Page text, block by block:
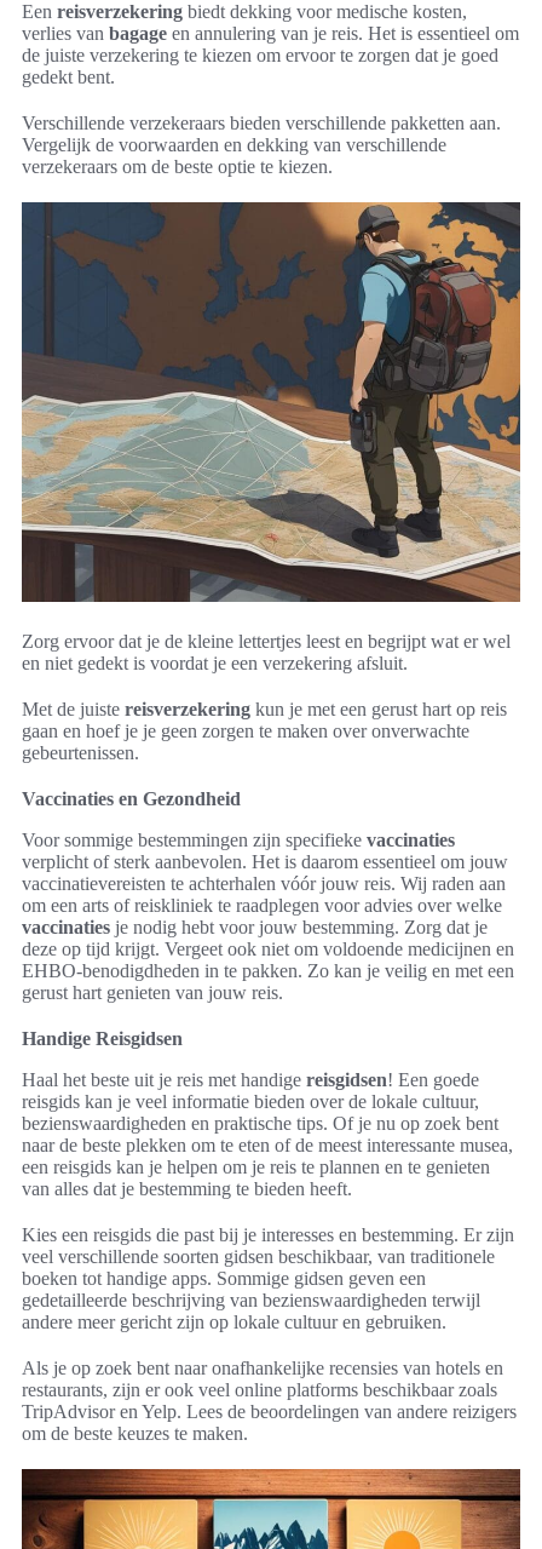
Een reisverzekering biedt dekking voor medische kosten,
verlies van bagage en annulering van je reis. Het is essentieel om
de juiste verzekering te kiezen om ervoor te zorgen dat je goed
gedekt bent.
Verschillende verzekeraars bieden verschillende pakketten aan.
Vergelijk de voorwaarden en dekking van verschillende
verzekeraars om de beste optie te kiezen.
Zorg ervoor dat je de kleine lettertjes leest en begrijpt wat er wel
en niet gedekt is voordat je een verzekering afsluit.
Met de juiste reisverzekering kun je met een gerust hart op reis
gaan en hoef je je geen zorgen te maken over onverwachte
gebeurtenissen.
Vaccinaties en Gezondheid
Voor sommige bestemmingen zijn specifieke vaccinaties
verplicht of sterk aanbevolen. Het is daarom essentieel om jouw
vaccinatievereisten te achterhalen vóór jouw reis. Wij raden aan
om een arts of reiskliniek te raadplegen voor advies over welke
vaccinaties je nodig hebt voor jouw bestemming. Zorg dat je
deze op tijd krijgt. Vergeet ook niet om voldoende medicijnen en
EHBO-benodigdheden in te pakken. Zo kan je veilig en met een
gerust hart genieten van jouw reis.
Handige Reisgidsen
Haal het beste uit je reis met handige reisgidsen! Een goede
reisgids kan je veel informatie bieden over de lokale cultuur,
bezienswaardigheden en praktische tips. Of je nu op zoek bent
naar de beste plekken om te eten of de meest interessante musea,
een reisgids kan je helpen om je reis te plannen en te genieten
van alles dat je bestemming te bieden heeft.
Kies een reisgids die past bij je interesses en bestemming. Er zijn
veel verschillende soorten gidsen beschikbaar, van traditionele
boeken tot handige apps. Sommige gidsen geven een
gedetailleerde beschrijving van bezienswaardigheden terwijl
andere meer gericht zijn op lokale cultuur en gebruiken.
Als je op zoek bent naar onafhankelijke recensies van hotels en
restaurants, zijn er ook veel online platforms beschikbaar zoals
TripAdvisor en Yelp. Lees de beoordelingen van andere reizigers
om de beste keuzes te maken.